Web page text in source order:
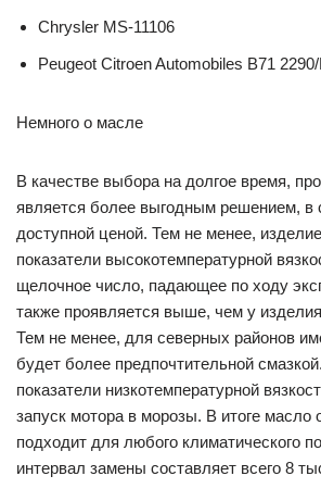
Chrysler MS-11106
Peugeot Citroen Automobiles B71
Немного о масле
В качестве выбора на долгое время,
является более выгодным решением, в
доступной ценой. Тем не менее,
показатели высокотемпературной
щелочное число, падающее по ходу
также проявляется выше, чем у
Тем не менее, для северных районов
будет более предпочтительной
показатели низкотемпературной
запуск мотора в морозы. В итоге
подходит для любого климатического
интервал замены составляет всего 8